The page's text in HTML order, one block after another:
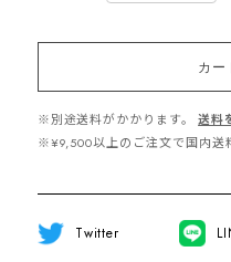
カー
※別途送料がかかります。
送料
※¥9,500以上のご注文で国内送
Twitter